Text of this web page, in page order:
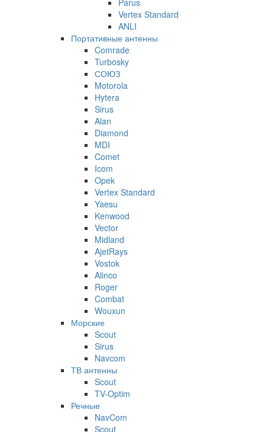
Vertex Standard
ANLI
Портативные антенны
Comrade
Turbosky
СОЮЗ
Motorola
Hytera
Sirus
Alan
Diamond
MDI
Comet
Icom
Opek
Vertex Standard
Yaesu
Kenwood
Vector
Midland
AjetRays
Vostok
Alinco
Roger
Combat
Wouxun
Морские
Scout
Sirus
Navcom
ТВ антенны
Scout
TV-Optim
Речные
NavCom
Scout